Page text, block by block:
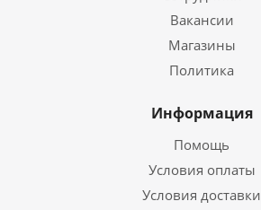
Вакансии
Магазины
Политика
Информация
Помощь
Условия оплаты
Условия доставки